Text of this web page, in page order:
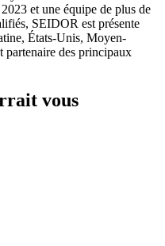
et une équipe de plus de
SEIDOR est présente
États-Unis, Moyen-
partenaire des principaux
vous